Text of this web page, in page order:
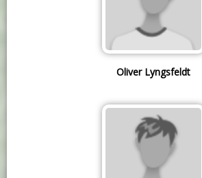
Oliver Lyngsfeldt